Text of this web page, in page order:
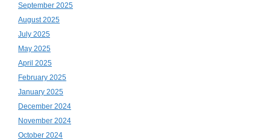
September 2025
August 2025
July 2025
May 2025
April 2025
February 2025
January 2025
December 2024
November 2024
October 2024